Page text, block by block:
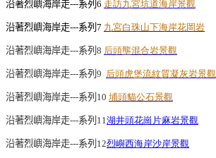
沿著烈嶼海岸走---系列6 走訪九宮坑道海岸景觀
沿著烈嶼海岸走---系列 7 九宮白珠山下海岸花岡岩
沿著烈嶼海岸走---系列 8 后頭壟混合岩景觀
沿著烈嶼海岸走---系列 9 后頭虎堡流紋質凝灰岩景觀
沿著烈嶼海岸走---系列 10 埔頭貓公石景觀
沿著烈嶼海岸走---系列 11 湖井頭花崗片麻岩景觀
沿著烈嶼海岸走---系列 12烈嶼西海岸沙岸景觀